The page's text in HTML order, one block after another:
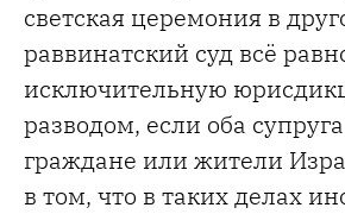
светская церемония в
раввинатский суд всё
исключительную
разводом, если оба
граждане или жители
в том, что в таких делах